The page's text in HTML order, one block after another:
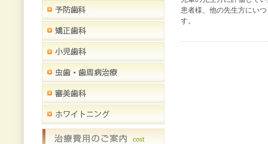
患者様、他の先生方にい
す。